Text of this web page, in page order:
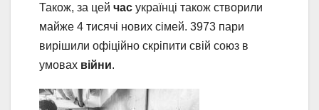
Також, за цей час українці також створили
майже 4 тисячі нових сімей. 3973 пари
вирішили офіційно скріпити свій союз в
умовах війни.